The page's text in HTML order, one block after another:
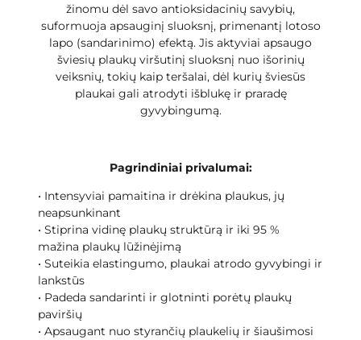
žinomu dėl savo antioksidacinių savybių,
suformuoja apsauginį sluoksnį, primenantį lotoso
lapo (sandarinimo) efektą. Jis aktyviai apsaugo
šviesių plaukų viršutinį sluoksnį nuo išorinių
veiksnių, tokių kaip teršalai, dėl kurių šviesūs
plaukai gali atrodyti išblukę ir praradę
gyvybingumą.
Pagrindiniai privalumai:
• Intensyviai pamaitina ir drėkina plaukus, jų
neapsunkinant
• Stiprina vidinę plaukų struktūrą ir iki 95 %
mažina plaukų lūžinėjimą
• Suteikia elastingumo, plaukai atrodo gyvybingi ir
lankstūs
• Padeda sandarinti ir glotninti porėtų plaukų
paviršių
• Apsaugant nuo styrančių plaukelių ir šiaušimosi